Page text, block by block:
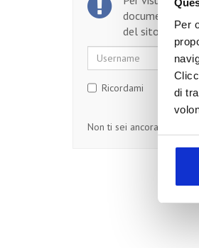
Per
di
documento,
del sito.
Username
Ricordami
Non ti sei ancora